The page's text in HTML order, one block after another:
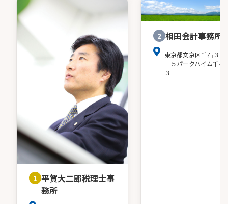
1 平賀大二郎税理士事
務所
2 相田会計事務所
東京都文京区千石３－
－５パークハイム千石
３